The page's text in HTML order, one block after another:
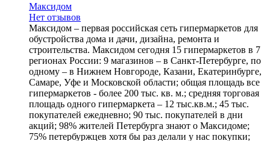
Максидом
Нет отзывов
Максидом ‒ первая российская сеть гипермаркетов для
обустройства дома и дачи, дизайна, ремонта и
строительства. Максидом сегодня 15 гипермаркетов в 7
регионах России: 9 магазинов – в Санкт-Петербурге, по
одному – в Нижнем Новгороде, Казани, Екатеринбурге,
Самаре, Уфе и Московской области; общая площадь все
гипермаркетов - более 200 тыс. кв. м.; средняя торговая
площадь одного гипермаркета – 12 тыс.кв.м.; 45 тыс.
покупателей ежедневно; 90 тыс. покупателей в дни
акций; 98% жителей Петербурга знают о Максидоме;
75% петербуржцев хотя бы раз делали у нас покупки;